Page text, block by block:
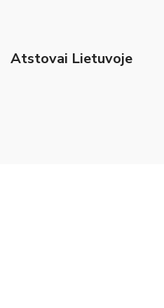
Atstovai Lietuvoje